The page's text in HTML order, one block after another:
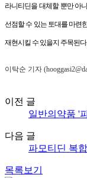
라니티딘을 대체할 뿐만 아
선점할 수 있는 토대를 마련
재현시킬 수 있을지 주목된다.
이탁순 기자
이전 글
일반의약품 '
다음 글
파모티딘 복
목록보기